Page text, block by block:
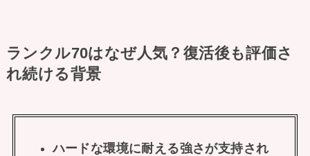
ランクル70はなぜ人気？復活後も評価さ
れ続ける背景
ハードな環境に耐える強さが支持され